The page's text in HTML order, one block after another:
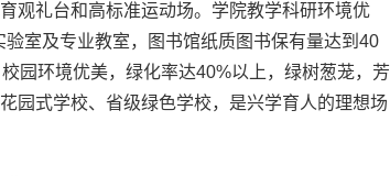
观礼台和高标准运动场。学院教学科研环境优
室及专业教室，图书馆纸质图书保有量达到40
园环境优美，绿化率达40%以上，绿树葱茏，芳
园式学校、省级绿色学校，是兴学育人的理想场